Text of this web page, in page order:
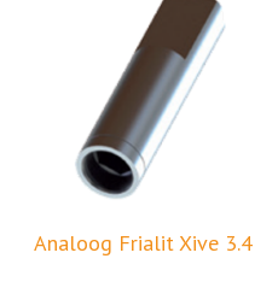
Analoog Frialit Xive 3.4